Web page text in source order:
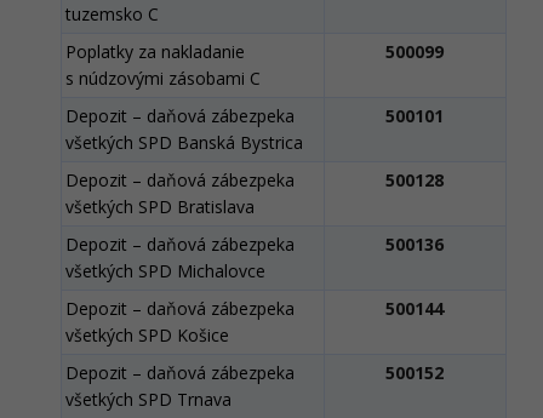
tuzemsko C
Poplatky za nakladanie
s núdzovými zásobami C
500099
Depozit – daňová zábezpeka
všetkých SPD Banská Bystrica
500101
Depozit – daňová zábezpeka
všetkých SPD Bratislava
500128
Depozit – daňová zábezpeka
všetkých SPD Michalovce
500136
Depozit – daňová zábezpeka
všetkých SPD Košice
500144
Depozit – daňová zábezpeka
všetkých SPD Trnava
500152